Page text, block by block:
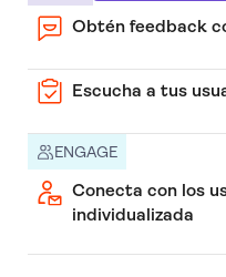
Obtén feedback
Escucha a tus
ENGAGE
Conecta con los
individualizada